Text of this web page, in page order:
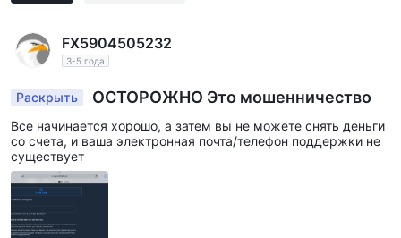
FX5904505232
3-5 года
Раскрыть ОСТОРОЖНО Это мошенничество
Все начинается хорошо, а затем вы не можете снять деньги
со счета, и ваша электронная почта/телефон поддержки не
существует